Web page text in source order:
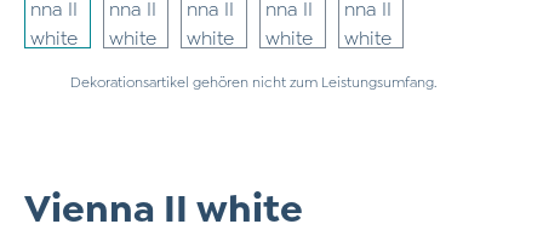
Dekorationsartikel gehören nicht zum Leistungsumfang.
Vienna II white